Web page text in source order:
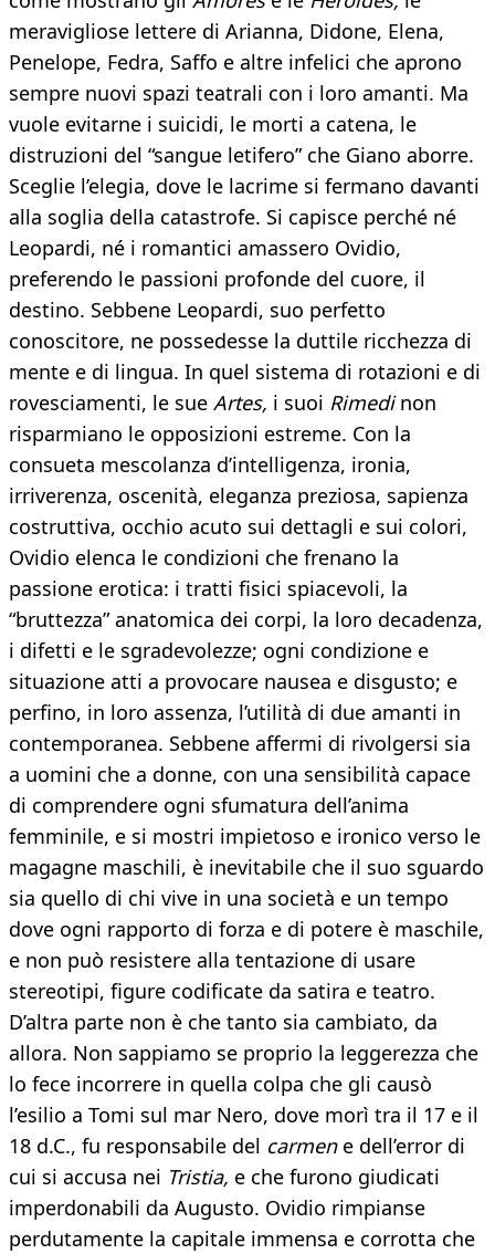
meravigliose lettere di Arianna, Didone, Elena,
Penelope, Fedra, Saffo e altre infelici che aprono
sempre nuovi spazi teatrali con i loro amanti. Ma
vuole evitarne i suicidi, le morti a catena, le
distruzioni del “sangue letifero” che Giano aborre.
Sceglie l’elegia, dove le lacrime si fermano davanti
alla soglia della catastrofe. Si capisce perché né
Leopardi, né i romantici amassero Ovidio,
preferendo le passioni profonde del cuore, il
destino. Sebbene Leopardi, suo perfetto
conoscitore, ne possedesse la duttile ricchezza di
mente e di lingua. In quel sistema di rotazioni e di
rovesciamenti, le sue Artes, i suoi Rimedinon
risparmiano le opposizioni estreme. Con la
consueta mescolanza d’intelligenza, ironia,
irriverenza, oscenità, eleganza preziosa, sapienza
costruttiva, occhio acuto sui dettagli e sui colori,
Ovidio elenca le condizioni che frenano la
passione erotica: i tratti fisici spiacevoli, la
“bruttezza” anatomica dei corpi, la loro decadenza,
i difetti e le sgradevolezze; ogni condizione e
situazione atti a provocare nausea e disgusto; e
perfino, in loro assenza, l’utilità di due amanti in
contemporanea. Sebbene affermi di rivolgersi sia
a uomini che a donne, con una sensibilità capace
di comprendere ogni sfumatura dell’anima
femminile, e si mostri impietoso e ironico verso le
magagne maschili, è inevitabile che il suo sguardo
sia quello di chi vive in una società e un tempo
dove ogni rapporto di forza e di potere è maschile,
e non può resistere alla tentazione di usare
stereotipi, figure codificate da satira e teatro.
D’altra parte non è che tanto sia cambiato, da
allora. Non sappiamo se proprio la leggerezza che
lo fece incorrere in quella colpa che gli causò
l’esilio a Tomi sul mar Nero, dove morì tra il 17 e il
18 d.C., fu responsabile del carmene dell’error di
cui si accusa nei Tristia, e che furono giudicati
imperdonabili da Augusto. Ovidio rimpianse
perdutamente la capitale immensa e corrotta che